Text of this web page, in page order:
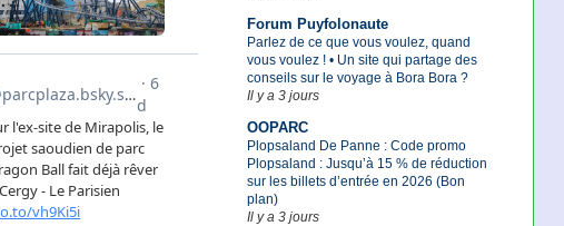
Forum Puyfolonaute
Parlez de ce que vous voulez, quand
vous voulez ! • Un site qui partage des
conseils sur le voyage à Bora Bora ?
Il y a 3 jours
OOPARC
Plopsaland De Panne : Code promo
Plopsaland : Jusqu’à 15 % de réduction
sur les billets d’entrée en 2026 (Bon
plan)
Il y a 3 jours